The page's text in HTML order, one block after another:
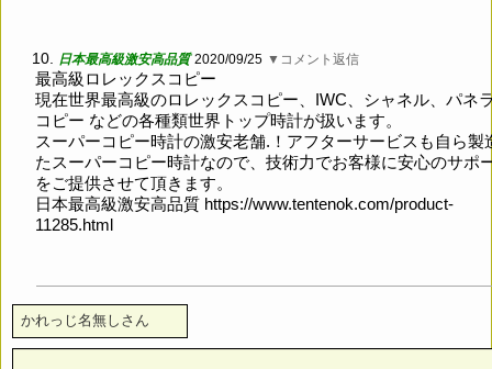
10. 日本最高級激安高品質 2020/09/25 ▼コメント返信
最高級ロレックスコピー
現在世界最高級のロレックスコピー、IWC、シャネル、パネ
コピー などの各種類世界トップ時計が扱います。
スーパーコピー時計の激安老舗.！アフターサービスも自ら製
たスーパーコピー時計なので、技術力でお客様に安心のサポ
をご提供させて頂きます。
日本最高級激安高品質 https://www.tentenok.com/product-
11285.html